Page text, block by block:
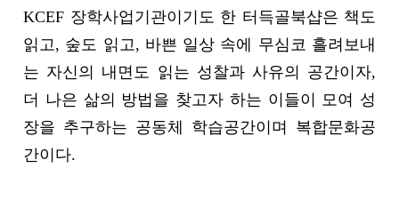
KCEF 장학사업기관이기도 한 터득골북샵은 책도
읽고, 숲도 읽고, 바쁜 일상 속에 무심코 흘려보내
는 자신의 내면도 읽는 성찰과 사유의 공간이자,
더 나은 삶의 방법을 찾고자 하는 이들이 모여 성
장을 추구하는 공동체 학습공간이며 복합문화공
간이다.